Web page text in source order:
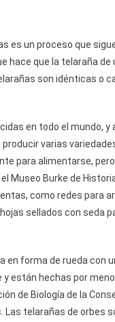
es un proceso que
hace que la telaraña
son idénticas o
en todo el mundo,
varias
para alimentarse,
Museo Burke de
como redes para
sellados con seda
forma de rueda con
están hechas por
de Biología de la
telarañas de orbes